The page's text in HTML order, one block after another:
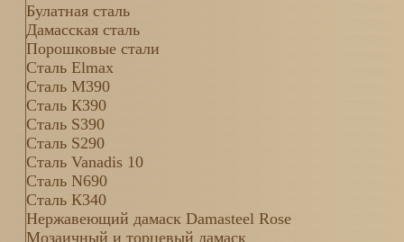
Булатная сталь
Дамасская сталь
Порошковые стали
Сталь Elmax
Сталь М390
Сталь К390
Сталь S390
Сталь S290
Сталь Vanadis 10
Сталь N690
Сталь К340
Нержавеющий дамаск Damasteel Rose
Мозаичный и торцевый дамаск